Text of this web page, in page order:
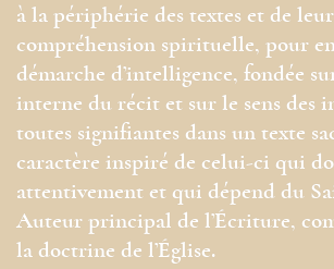
à la périphérie des textes et de leur
compréhension spirituelle, pour
démarche d’intelligence, fondée
interne du récit et sur le sens des
toutes signifiantes dans un texte
caractère inspiré de celui-ci qui
attentivement et qui dépend du
Auteur principal de l’Écriture,
la doctrine de l’Église.